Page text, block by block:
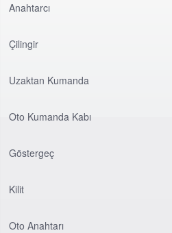
Anahtarcı
Çilingir
Uzaktan Kumanda
Oto Kumanda Kabı
Göstergeç
Kilit
Oto Anahtarı